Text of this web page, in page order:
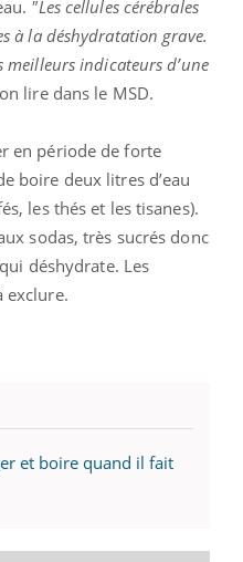
"Les cellules cérébrales
à la déshydratation grave.
meilleursindicateurs d’une
lire dans le MSD.
en période de forte
boire deux litres d’eau
les thés et les tisanes).
sodas, très sucrés donc
déshydrate. Les
exclure.
et boire quand il fait